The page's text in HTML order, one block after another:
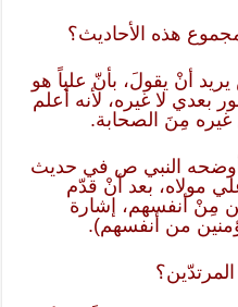
هذه الأحاديث؟
أنْ يقولَ، بأنّ علياً هو
بعدي لا غيره، لأنه أعلم
غيره مِنَ الصحابة.
النبي ص في حديث
مولاه، بعد أنْ قدّم
مِنْ أنفسهم، إشارة
من أنفسهم).